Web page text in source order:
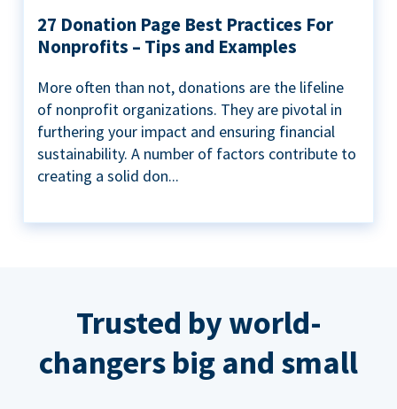
27 Donation Page Best Practices For
Nonprofits – Tips and Examples
More often than not, donations are the lifeline
of nonprofit organizations. They are pivotal in
furthering your impact and ensuring financial
sustainability. A number of factors contribute to
creating a solid don...
Trusted by world-
changers big and small